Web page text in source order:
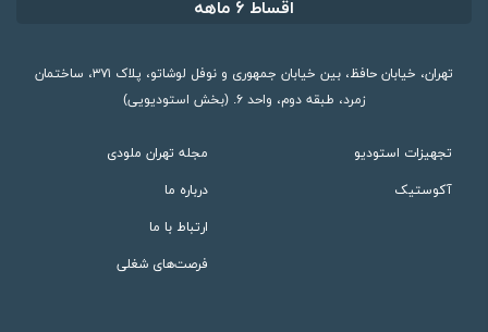
اقساط ۶ ماهه
تهران، خیابان حافظ، بین خیابان جمهوری و نوفل لوشاتو، پلاک ۳۷۱، ساختمان
زمرد، طبقه دوم، واحد ۶. (بخش استودیویی)
تجهیزات استودیو
آکوستیک
مجله تهران ملودی
درباره ما
ارتباط با ما
فرصت‌های شغلی